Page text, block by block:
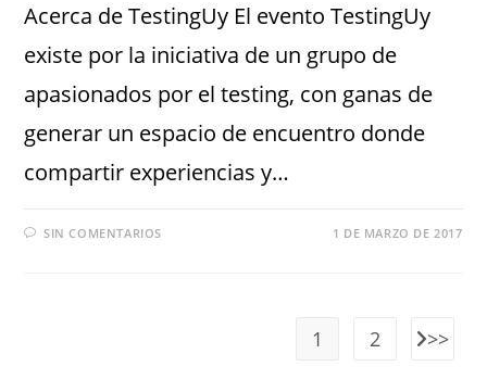
Acerca de TestingUy El evento TestingUy
existe por la iniciativa de un grupo de
apasionados por el testing, con ganas de
generar un espacio de encuentro donde
compartir experiencias y…
SIN COMENTARIOS 1 DE MARZO DE 2017
1 2